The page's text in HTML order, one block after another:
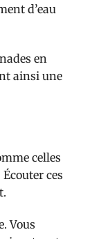
d’eau
en
ainsi une
celles
ces
Vous